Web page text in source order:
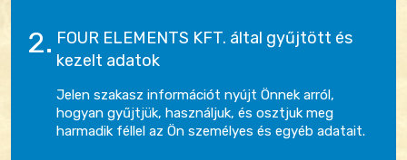
FOUR ELEMENTS KFT. által gyűjtött és
kezelt adatok
Jelen szakasz információt nyújt Önnek arról,
hogyan gyűjtjük, használjuk, és osztjuk meg
harmadik féllel az Ön személyes és egyéb adatait.